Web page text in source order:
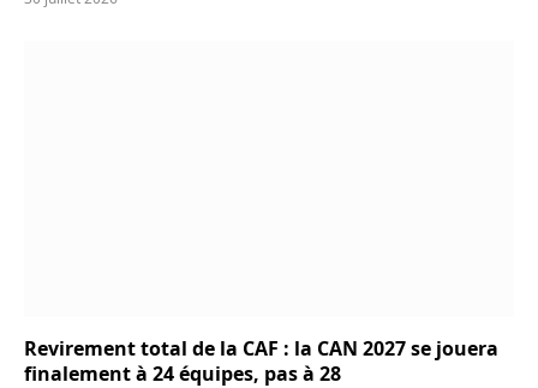
Revirement total de la CAF : la CAN 2027 se jouera
finalement à 24 équipes, pas à 28